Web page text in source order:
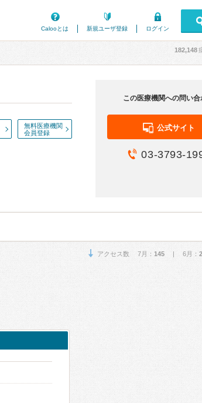
Calooとは
新規ユーザ登録 ログイン
182,148
無料医療機関
会員登録
この医療機関への問い合
公式サイト
03-3793-
アクセス数 7月： 145 | 6月：